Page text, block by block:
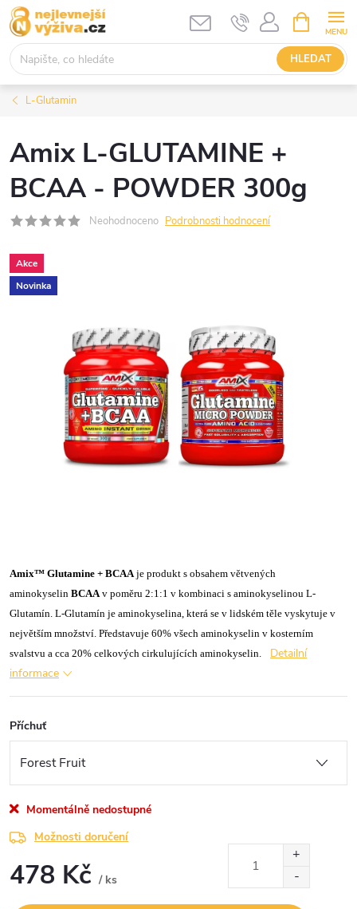
Přejít
na
obsah
HLEDAT
NÁKUPNÍ
KOŠÍK
L-Glutamin
Amix L-GLUTAMINE +
BCAA - POWDER 300g
Neohodnoceno Podrobnosti hodnocení
Akce
Novinka
Amix™ Glutamine + BCAAje produkt s obsahem větvených
aminokyselin BCAAv poměru 2:1:1 v kombinaci s aminokyselinou L-
Glutamín. L-Glutamín je aminokyselina, která se v lidském těle vyskytuje v
největším množství. Představuje 60% všech aminokyselin v kosterním
svalstvu a cca 20% celkových cirkulujících aminokyselin.
Detailní
informace
Příchuť
Momentálně nedostupné
Možnosti doručení
478 Kč / ks